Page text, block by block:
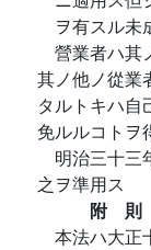
ヲ有スル未
營業者ハ其
其ノ他ノ從業
タルトキハ自
免ルルコトヲ
明治三十三
之ヲ準用ス
附 則
本法ハ大正